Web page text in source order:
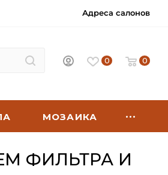
Адреса салонов
0 0
МОЗАИКА
ФИЛЬТРА И